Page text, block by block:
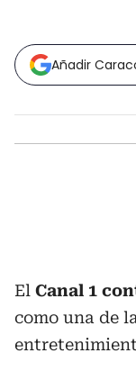
Añadir
El Canal 1
como una de